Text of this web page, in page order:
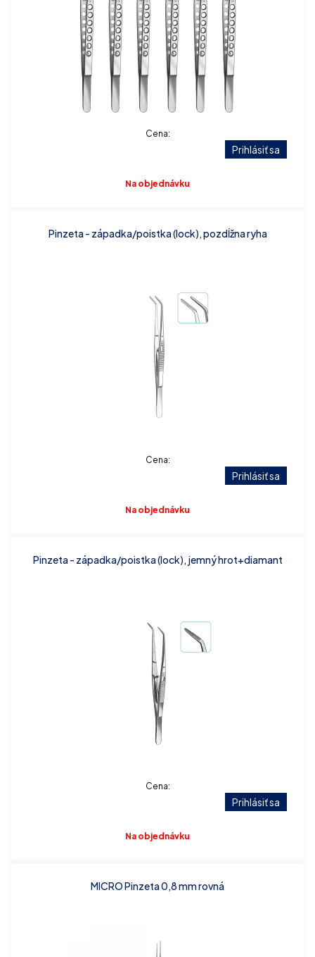
Cena:
Prihlásiť sa
Na objednávku
Pinzeta - západka/poistka (lock), pozdĺžna ryha
Cena:
Prihlásiť sa
Na objednávku
Pinzeta - západka/poistka (lock), jemný hrot+diamant
Cena:
Prihlásiť sa
Na objednávku
MICRO Pinzeta 0,8 mm rovná